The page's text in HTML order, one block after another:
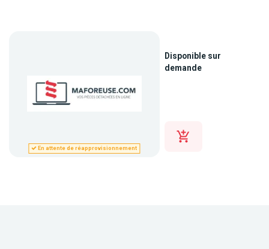
En attente de réapprovisionnement
Disponible sur
demande